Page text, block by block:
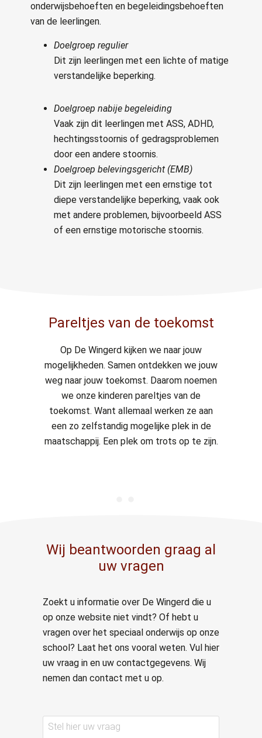
onderwijsbehoeften en begeleidingsbehoeften
van de leerlingen.
Doelgroep regulier
Dit zijn leerlingen met een lichte of matige
verstandelijke beperking.
Doelgroep nabije begeleiding
Vaak zijn dit leerlingen met ASS, ADHD,
hechtingsstoornis of gedragsproblemen
door een andere stoornis.
Doelgroep belevingsgericht (EMB)
Dit zijn leerlingen met een ernstige tot
diepe verstandelijke beperking, vaak ook
met andere problemen, bijvoorbeeld ASS
of een ernstige motorische stoornis.
Pareltjes van de toekomst
Op De Wingerd kijken we naar jouw
mogelijkheden. Samen ontdekken we jouw
weg naar jouw toekomst. Daarom noemen
we onze kinderen pareltjes van de
toekomst. Want allemaal werken ze aan
een zo zelfstandig mogelijke plek in de
maatschappij. Een plek om trots op te zijn.
Wij beantwoorden graag al
uw vragen
Zoekt u informatie over De Wingerd die u
op onze website niet vindt? Of hebt u
vragen over het speciaal onderwijs op onze
school? Laat het ons vooral weten. Vul hier
uw vraag in en uw contactgegevens. Wij
nemen dan contact met u op.
Stel
hier